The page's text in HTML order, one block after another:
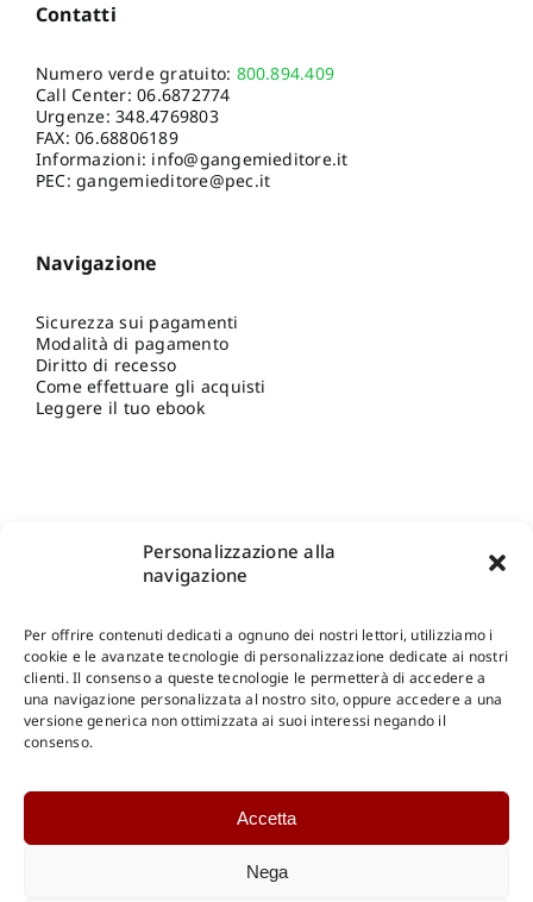
Personalizzazione alla
navigazione
Per offrire contenuti dedicati a ognuno dei nostri lettori, utilizziamo i
cookie e le avanzate tecnologie di personalizzazione dedicate ai nostri
clienti. Il consenso a queste tecnologie le permetterà di accedere a
una navigazione personalizzata al nostro sito, oppure accedere a una
versione generica non ottimizzata ai suoi interessi negando il
consenso.
Accetta
Nega
Contatti
Numero verde gratuito: 800.894.409
Call Center:06.6872774
Urgenze:348.4769803
FAX: 06.68806189
Informazioni: info@gangemieditore.it
PEC: gangemieditore@pec.it
Navigazione
Sicurezza sui pagamenti
Modalità di pagamento
Diritto di recesso
Come effettuare gli acquisti
Leggere il tuo ebook
Shop Gangemi Editore-Pagamenti Sicuri e anche Rateali
Catalogo Online
Catalogo Internazionale